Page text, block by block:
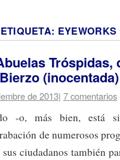
EYEWORKS
Tróspidas,
(inocentada)
de 2013| 7 comentarios
-o, más bien, está
de numerosos
sus ciudadanos también